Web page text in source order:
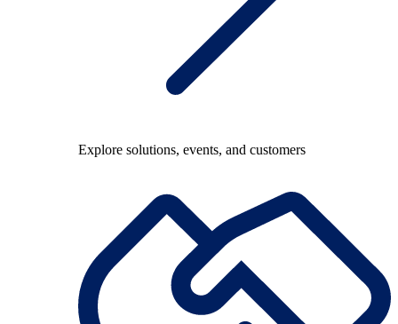
Explore solutions, events, and customers